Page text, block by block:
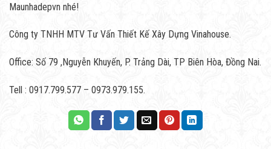
Maunhadepvn nhé!
Công ty TNHH MTV Tư Vấn Thiết Kế Xây Dựng Vinahouse.
Office: Số 79 ,Nguyễn Khuyến, P. Trảng Dài, TP Biên Hòa, Đồng Nai.
Tell : 0917.799.577 – 0973.979.155.